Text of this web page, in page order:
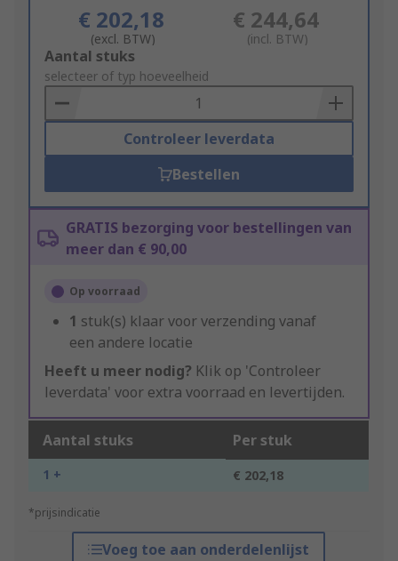
€ 202,18
(excl. BTW)
€ 244,64
(incl. BTW)
Add
to
Basket
Aantal stuks
selecteer of typ hoeveelheid
Controleer leverdata
Bestellen
GRATIS bezorging voor bestellingen van
meer dan € 90,00
Op voorraad
1 stuk(s) klaar voor verzending vanaf
een andere locatie
Heeft u meer nodig? Klik op 'Controleer
leverdata' voor extra voorraad en levertijden.
Aantal stuks Per stuk
1 + € 202,18
*prijsindicatie
Voeg toe aan onderdelenlijst